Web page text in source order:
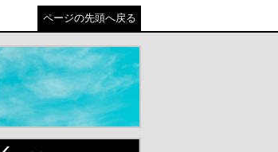
ページの先頭へ戻る
（別ウインドウが開